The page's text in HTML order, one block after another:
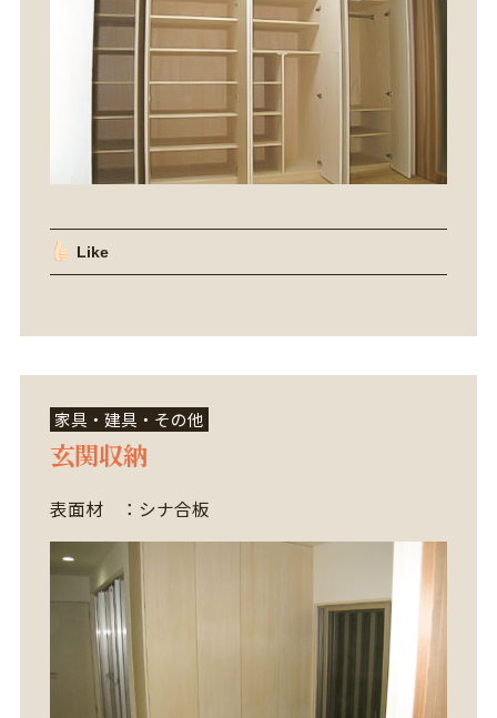
Like
家具・建具・その他
玄関収納
表面材 ：シナ合板